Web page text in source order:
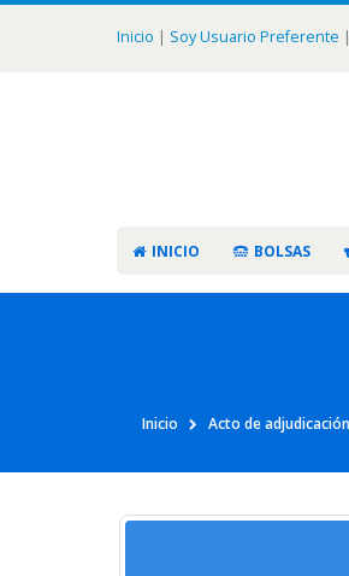
Inicio | Soy Usuario Preferente |
INICIO BOLSAS
Inicio Acto de